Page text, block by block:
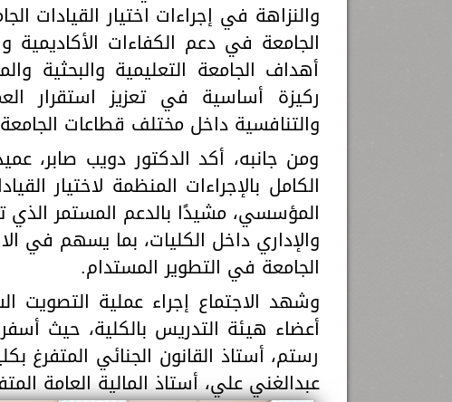
والنزاهة في إجراءات اختيار القيادات
الجامعة في دعم الكفاءات الأكاديمية
أهداف الجامعة التعليمية والبحثية
ركيزة أساسية في تعزيز استقرار
والتنافسية داخل مختلف قطاعات
ومن جانبه، أكد الدكتور دويب صابر،
الكامل بالإجراءات المنظمة لاختيار
المؤسسي، مشيدًا بالدعم المستمر الذي
والإداري داخل الكليات، بما يسهم في
الجامعة في التطوير المستدام.
وشهد الاجتماع إجراء عملية
أعضاء هيئة التدريس بالكلية، حيث
رستم، أستاذ القانون الجنائي المتفرغ
عبدالغني علي، أستاذ المالية العامة